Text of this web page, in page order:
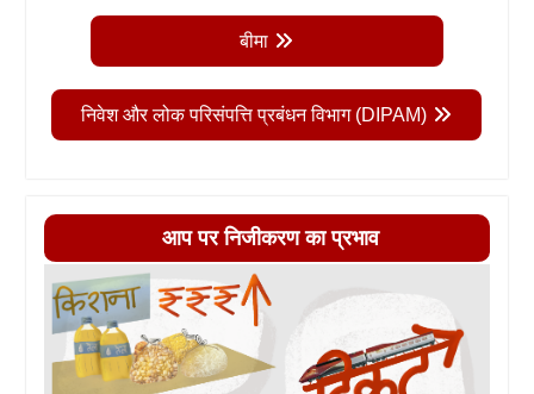
बीमा
निवेश और लोक परिसंपत्ति प्रबंधन विभाग (DIPAM)
आप पर निजीकरण का प्रभाव